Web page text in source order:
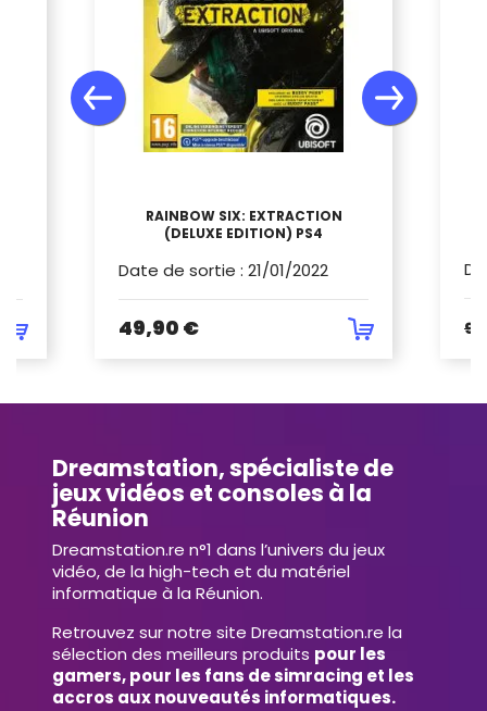
RAINBOW SIX: EXTRACTION
(DELUXE EDITION) PS4
Date de sortie : 21/01/2022
49,90 €
Dreamstation, spécialiste de
jeux vidéos et consoles à la
Réunion
Dreamstation.re n°1 dans l’univers du jeux
vidéo, de la high-tech et du matériel
informatique à la Réunion.
Retrouvez sur notre site Dreamstation.re la
sélection des meilleurs produits pour les
gamers, pour les fans de simracing et les
accros aux nouveautés informatiques.